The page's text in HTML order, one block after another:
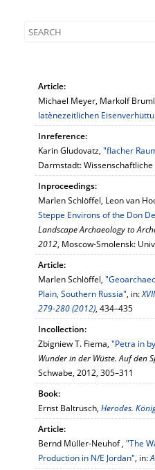
Article:
Michael Meyer, Markolf
latènezeitlichen
Inreference:
Karin Gludovatz, "flacher
Darmstadt:
Inproceedings:
Marlen Schlöffel, Leon van
Steppe Environs of the Don
Landscape Archaeology to
2012, Moscow-Smolensk:
Article:
Marlen Schlöffel,
Plain, Southern Russia", in:
279-280 (2012), 434–435
Incollection:
Zbigniew T. Fiema, "Petra in
Wunder in der Wüste. Auf den
Schwabe, 2012, 305–311
Book:
Ernst Baltrusch, Herodes.
Article:
Bernd Müller-Neuhof , "The
Production in N/E Jordan", in: